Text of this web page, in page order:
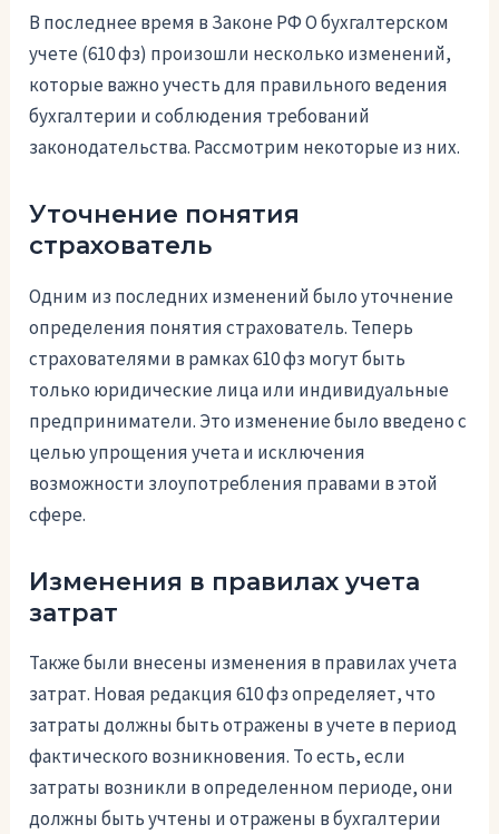
В последнее время в Законе РФ О бухгалтерском
учете (610 фз) произошли несколько изменений,
которые важно учесть для правильного ведения
бухгалтерии и соблюдения требований
законодательства. Рассмотрим некоторые из них.
Уточнение понятия
страхователь
Одним из последних изменений было уточнение
определения понятия страхователь. Теперь
страхователями в рамках 610 фз могут быть
только юридические лица или индивидуальные
предприниматели. Это изменение было введено с
целью упрощения учета и исключения
возможности злоупотребления правами в этой
сфере.
Изменения в правилах учета
затрат
Также были внесены изменения в правилах учета
затрат. Новая редакция 610 фз определяет, что
затраты должны быть отражены в учете в период
фактического возникновения. То есть, если
затраты возникли в определенном периоде, они
должны быть учтены и отражены в бухгалтерии